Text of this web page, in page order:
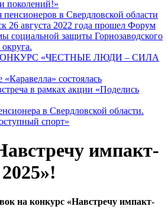
поколений!»
в Свердловской области
26 августа 2022 года прошел Форум
социальной защиты Горнозаводского
«ЧЕСТНЫЕ ЛЮДИ – СИЛА
состоялась
в рамках акции «Поделись
в Свердловской области.
спорт»
импакт-
на конкурс «Навстречу импакт-